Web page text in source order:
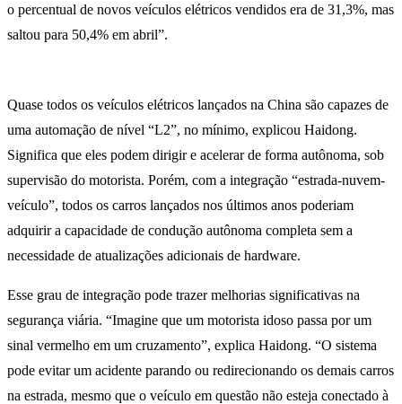
o percentual de novos veículos elétricos vendidos era de 31,3%, mas
saltou para 50,4% em abril”.
Quase todos os veículos elétricos lançados na China são capazes de
uma automação de nível “L2”, no mínimo, explicou Haidong.
Significa que eles podem dirigir e acelerar de forma autônoma, sob
supervisão do motorista. Porém, com a integração “estrada-nuvem-
veículo”, todos os carros lançados nos últimos anos poderiam
adquirir a capacidade de condução autônoma completa sem a
necessidade de atualizações adicionais de hardware.
Esse grau de integração pode trazer melhorias significativas na
segurança viária. “Imagine que um motorista idoso passa por um
sinal vermelho em um cruzamento”, explica Haidong. “O sistema
pode evitar um acidente parando ou redirecionando os demais carros
na estrada, mesmo que o veículo em questão não esteja conectado à